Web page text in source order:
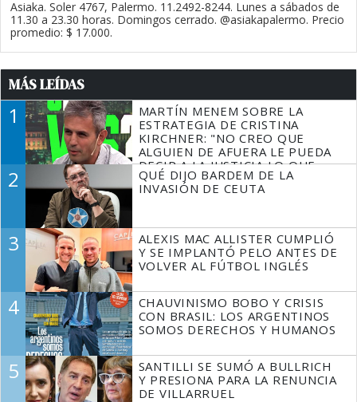
Asiaka. Soler 4767, Palermo. 11.2492-8244. Lunes a sábados de
11.30 a 23.30 horas. Domingos cerrado. @asiakapalermo. Precio
promedio: $ 17.000.
MÁS LEÍDAS
1
MARTÍN MENEM SOBRE LA
ESTRATEGIA DE CRISTINA
KIRCHNER: "NO CREO QUE
ALGUIEN DE AFUERA LE PUEDA
DECIR A LA JUSTICIA LO QUE
TIENE QUE HACER"
2
QUÉ DIJO BARDEM DE LA
INVASIÓN DE CEUTA
3
ALEXIS MAC ALLISTER CUMPLIÓ
Y SE IMPLANTÓ PELO ANTES DE
VOLVER AL FÚTBOL INGLÉS
4
CHAUVINISMO BOBO Y CRISIS
CON BRASIL: LOS ARGENTINOS
SOMOS DERECHOS Y HUMANOS
5
SANTILLI SE SUMÓ A BULLRICH
Y PRESIONA PARA LA RENUNCIA
DE VILLARRUEL